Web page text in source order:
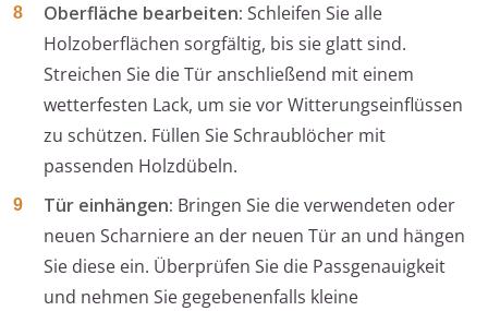
Oberfläche bearbeiten: Schleifen Sie alle
Holzoberflächen sorgfältig, bis sie glatt sind.
Streichen Sie die Tür anschließend mit einem
wetterfesten Lack, um sie vor Witterungseinflüssen
zu schützen. Füllen Sie Schraublöcher mit
passenden Holzdübeln.
Tür einhängen: Bringen Sie die verwendeten oder
neuen Scharniere an der neuen Tür an und hängen
Sie diese ein. Überprüfen Sie die Passgenauigkeit
und nehmen Sie gegebenenfalls kleine